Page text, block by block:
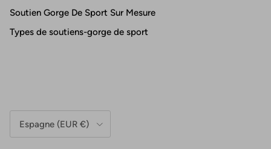
Soutien Gorge De Sport Sur Mesure
Types de soutiens-gorge de sport
Espagne (EUR €)